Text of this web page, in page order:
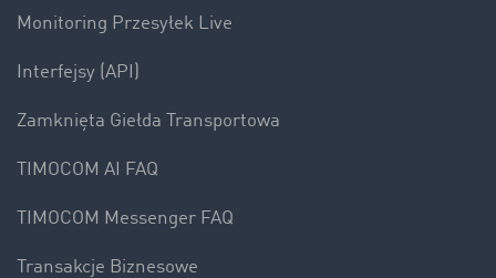
Monitoring Przesyłek Live
Interfejsy (API)
Zamknięta Giełda Transportowa
TIMOCOM AI FAQ
TIMOCOM Messenger FAQ
Transakcje Biznesowe